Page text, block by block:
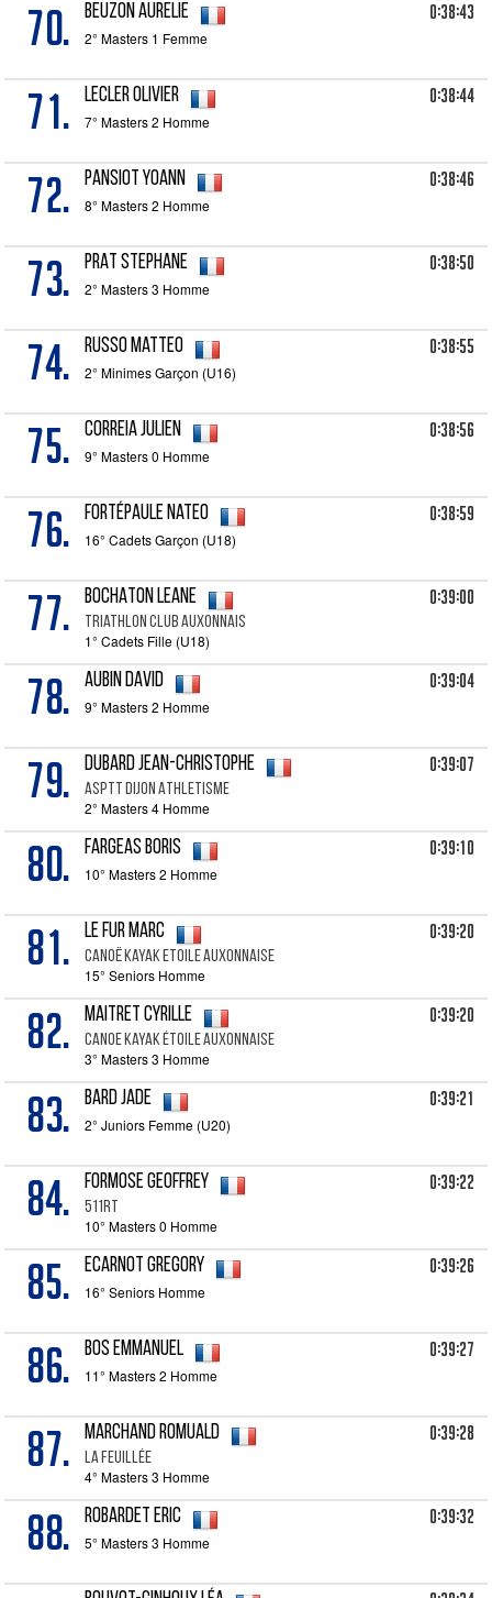
70. BEUZON Aurelie
2° Masters 1 Femme
0:38:43
71. LECLER Olivier
7° Masters 2 Homme
0:38:44
72. PANSIOT Yoann
8° Masters 2 Homme
0:38:46
73. PRAT Stephane
2° Masters 3 Homme
0:38:50
74. RUSSO Matteo
2° Minimes Garçon (U16)
0:38:55
75. CORREIA Julien
9° Masters 0 Homme
0:38:56
76. FORTÉPAULE Nateo
16° Cadets Garçon (U18)
0:38:59
77. BOCHATON Leane
Triathlon club auxonnais
1° Cadets Fille (U18)
0:39:00
78. AUBIN David
9° Masters 2 Homme
0:39:04
79. DUBARD Jean-Christophe
ASPTT DIJON ATHLETISME
2° Masters 4 Homme
0:39:07
80. FARGEAS Boris
10° Masters 2 Homme
0:39:10
81. LE FUR Marc
Canoë Kayak Etoile Auxonnaise
15° Seniors Homme
0:39:20
82. MAITRET Cyrille
Canoe kayak étoile auxonnaise
3° Masters 3 Homme
0:39:20
83. BARD Jade
2° Juniors Femme (U20)
0:39:21
84. FORMOSE Geoffrey
511RT
10° Masters 0 Homme
0:39:22
85. ECARNOT Gregory
16° Seniors Homme
0:39:26
86. BOS Emmanuel
11° Masters 2 Homme
0:39:27
87. MARCHAND Romuald
LA FEUILLÉE
4° Masters 3 Homme
0:39:28
88. ROBARDET Eric
5° Masters 3 Homme
0:39:32